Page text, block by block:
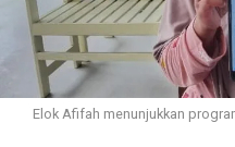
Elok Afifah menunjukkan